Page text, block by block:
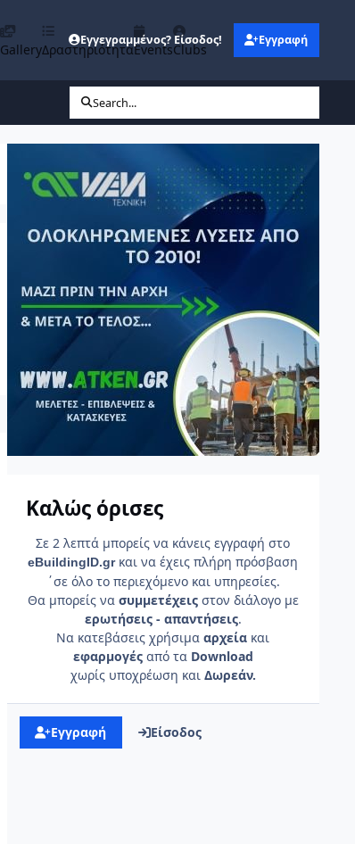
GalleryΔραστηριότηταEventsClubs
Εγγεγραμμένος? Είσοδος! Εγγραφή
Search...
Καλώς όρισες
Σε 2 λεπτά μπορείς να κάνεις εγγραφή στο
eBuildingID.gr και να έχεις πλήρη πρόσβαση
΄σε όλο το περιεχόμενο και υπηρεσίες.
Θα μπορείς να συμμετέχειςστον διάλογο με
ερωτήσεις - απαντήσεις.
Να κατεβάσεις χρήσιμααρχεία και
εφαρμογέςαπό τα Download
χωρίς υποχρέωση και Δωρεάν.
Εγγραφή Είσοδος